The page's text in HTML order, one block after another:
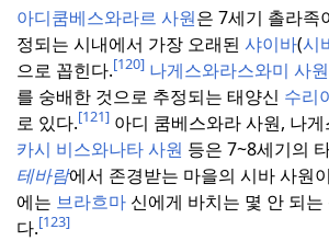
아디쿰베스와라르 사원은 7세기 촐라족
정되는 시내에서 가장 오래된 샤이바(시
으로 꼽힌다.[120] 나게스와라스와미 사원
를 숭배한 것으로 추정되는 태양신 수리
로 있다.[121] 아디 쿰베스와라 사원, 나
카시 비스와나타 사원 등은 7~8세기의
테바람에서 존경받는 마을의 시바 사원
에는 브라흐마 신에게 바치는 몇 안 되
다.[123]